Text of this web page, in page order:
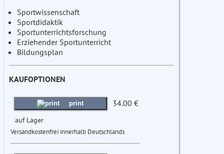
Sportwissenschaft
Sportdidaktik
Sportunterrichtsforschung
Erziehender Sportunterricht
Bildungsplan
KAUFOPTIONEN
print 34.00 €
auf Lager
Versandkostenfrei innerhalb Deutschlands